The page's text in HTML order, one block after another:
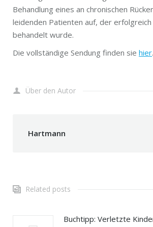
Behandlung eines an chronischen
leidenden Patienten auf, der erfolgreich
behandelt wurde.
Die vollständige Sendung finden sie hier.
Über den Autor
Hartmann
Related posts
Buchtipp: Verletzte